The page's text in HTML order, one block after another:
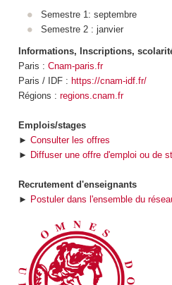
Semestre 1: septembre
Semestre 2 : janvier
Informations, Inscriptions,
Paris : Cnam-paris.fr
Paris / IDF : https://cnam-idf.fr/
Régions : regions.cnam.fr
Emplois/stages
► Consulter les offres
► Diffuser une offre d'emploi ou de
Recrutement d'enseignants
► Postuler dans l'ensemble du